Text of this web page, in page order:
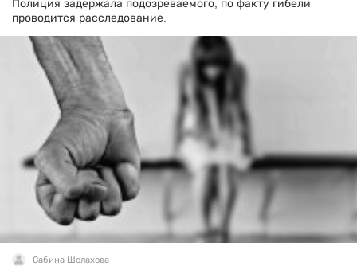
Полиция задержала подозреваемого, по факту гибели
проводится расследование.
Сабина Шолахова